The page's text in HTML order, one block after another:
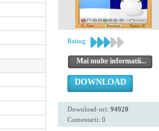
Rating:
Mai multe informatii...
DOWNLOAD
Download-uri: 94920
Comentarii: 0